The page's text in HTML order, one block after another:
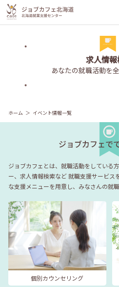
求人情
あなたの就職活動を
ホーム イベント情報一覧
ジョブカフェで
ジョブカフェとは、就職活動をしている
ー、求人情報検索など就職支援サービス
な支援メニューを用意し、みなさんの就
個別カウンセリング